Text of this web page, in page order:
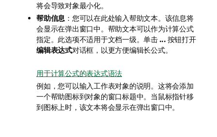
将会导致对象最小化。
帮助信息 ：您可以在此处输入帮助文本。该信息将
会显示在弹出窗口中。帮助文本可以作为计算公式
指定。此选项不适用于文档一级。单击 ... 按钮打开
编辑表达式对话框，以更方便编辑长公式。
用于计算公式的表达式语法
例如，您可以输入工作表对象的说明。这将会添加
一个帮助图标到对象的窗口标题中。当鼠标指针移
到图标上时，该文本将会显示在弹出窗口中。